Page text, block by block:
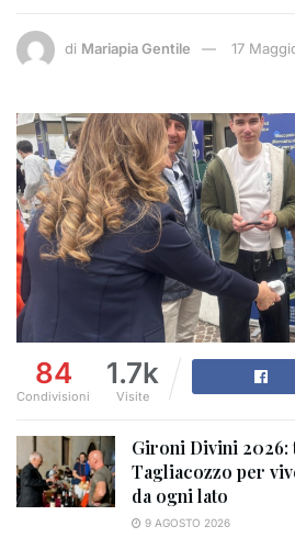
di Mariapia Gentile 17
84
Condivisioni
1.7k
Visite
Gironi Divini 2026:
Tagliacozzo per
da ogni lato
9 AGOSTO 2026